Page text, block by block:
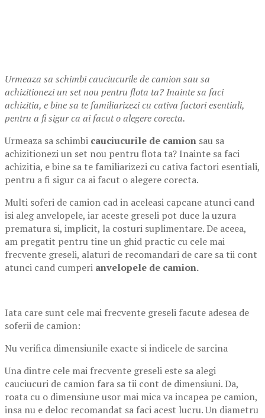
Urmeaza sa schimbi cauciucurile de camion sau sa
achizitionezi un set nou pentru flota ta? Inainte sa faci
achizitia, e bine sa te familiarizezi cu cativa factori esentiali,
pentru a fi sigur ca ai facut o alegere corecta.
Urmeaza sa schimbi cauciucurile de camion sau sa
achizitionezi un set nou pentru flota ta? Inainte sa faci
achizitia, e bine sa te familiarizezi cu cativa factori esentiali,
pentru a fi sigur ca ai facut o alegere corecta.
Multi soferi de camion cad in aceleasi capcane atunci cand
isi aleg anvelopele, iar aceste greseli pot duce la uzura
prematura si, implicit, la costuri suplimentare. De aceea,
am pregatit pentru tine un ghid practic cu cele mai
frecvente greseli, alaturi de recomandari de care sa tii cont
atunci cand cumperi anvelopele de camion.
Iata care sunt cele mai frecvente greseli facute adesea de
soferii de camion:
Nu verifica dimensiunile exacte si indicele de sarcina
Una dintre cele mai frecvente greseli este sa alegi
cauciucuri de camion fara sa tii cont de dimensiuni. Da,
roata cu o dimensiune usor mai mica va incapea pe camion,
insa nu e deloc recomandat sa faci acest lucru. Un diametru